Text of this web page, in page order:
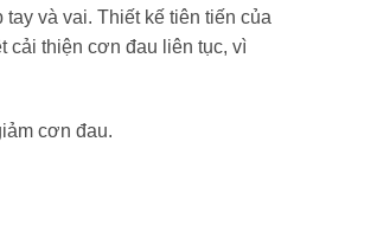
và vai. Thiết kế tiên tiến của
cải thiện cơn đau liên tục, vì
cơn đau.